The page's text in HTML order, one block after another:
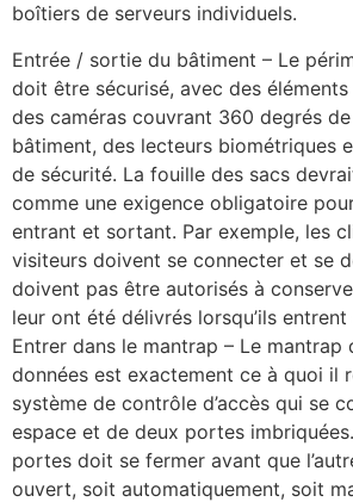
boîtiers de serveurs individuels.
Entrée / sortie du bâtiment – Le
doit être sécurisé, avec des
des caméras couvrant 360 degrés de
bâtiment, des lecteurs biométriques
de sécurité. La fouille des sacs
comme une exigence obligatoire
entrant et sortant. Par exemple, les
visiteurs doivent se connecter et se
doivent pas être autorisés à
leur ont été délivrés lorsqu’ils
Entrer dans le mantrap – Le mantrap
données est exactement ce à quoi il
système de contrôle d’accès qui se
espace et de deux portes
portes doit se fermer avant que
ouvert, soit automatiquement, soit